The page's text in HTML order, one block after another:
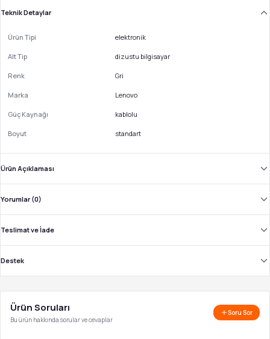
Teknik Detaylar
Ürün Tipi elektronik
Alt Tip dizustu bilgisayar
Renk Gri
Marka Lenovo
Güç Kaynağı kablolu
Boyut standart
Ürün Açıklaması
Yorumlar (0)
Teslimat ve İade
Destek
Ürün Soruları
Bu ürün hakkında sorular ve cevaplar
Soru Sor